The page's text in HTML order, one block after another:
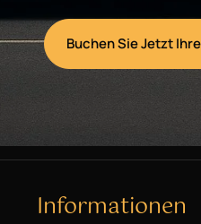
Buchen Sie Jetzt
Informationen